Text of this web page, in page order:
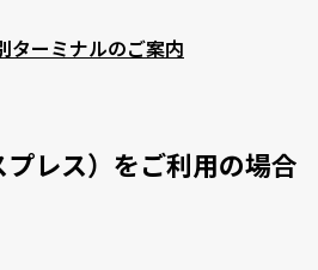
ターミナルのご案内
レス）をご利用の場合